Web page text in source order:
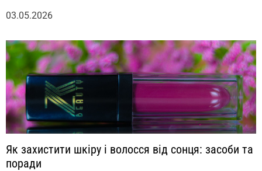
03.05.2026
Як захистити шкіру і волосся від сонця: засоби та
поради